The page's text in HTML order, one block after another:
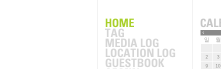
일 월
2
3
9
10